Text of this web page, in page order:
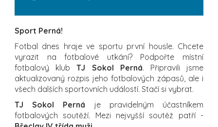
Sport Perná!
Fotbal dnes hraje ve sportu první housle. Chcete
vyrazit na fotbalové utkání? Podpořte místní
fotbalový klubTJ Sokol Perná. Připravili jsme
aktualizovaný rozpis jeho fotbalových zápasů, ale i
všech dalších sportovních událostí. Stačí si vybrat.
TJ Sokol Perná je pravidelným účastníkem
fotbalových soutěží. Mezi nejvyšší soutěž patří -